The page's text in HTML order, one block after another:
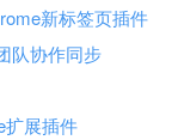
新标签页插件
队协作同步
扩展插件